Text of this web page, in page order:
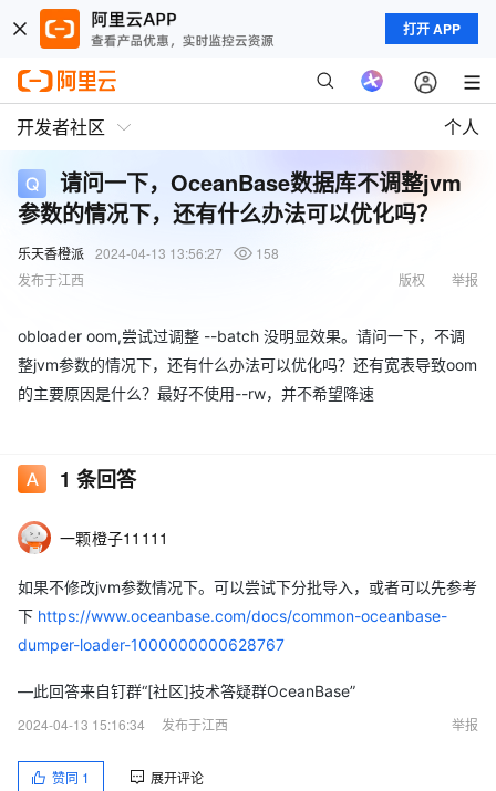
打开 APP
开发者社区 个人
请问一下，OceanBase数据库不调整jvm
参数的情况下，还有什么办法可以优化吗？
乐天香橙派 2024-04-13 13:56:27
158
发布于江西
举报
版权
obloader oom,尝试过调整 --batch 没明显效果。请问一下，不调
整jvm参数的情况下，还有什么办法可以优化吗？还有宽表导致oom
的主要原因是什么？最好不使用--rw，并不希望降速
1 条回答
一颗橙子11111
如果不修改jvm参数情况下。可以尝试下分批导入，或者可以先参考
下 https://www.oceanbase.com/docs/common-oceanbase-
dumper-loader-1000000000628767
—此回答来自钉群“[社区]技术答疑群OceanBase”
2024-04-13 15:16:34
发布于江西 举报
赞同 1 展开评论